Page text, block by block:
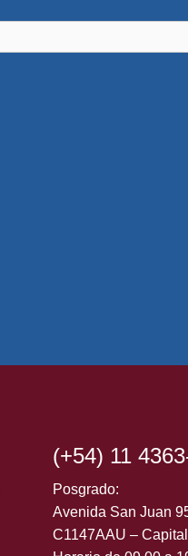
(+54) 11
Posgrado:
Avenida San Juan
C1147AAU –